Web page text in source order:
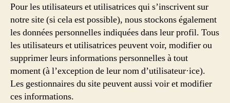
Pour les utilisateurs et utilisatrices qui s’inscrivent sur
notre site (si cela est possible), nous stockons également
les données personnelles indiquées dans leur profil. Tous
les utilisateurs et utilisatrices peuvent voir, modifier ou
supprimer leurs informations personnelles à tout
moment (à l’exception de leur nom d’utilisateur·ice).
Les gestionnaires du site peuvent aussi voir et modifier
ces informations.